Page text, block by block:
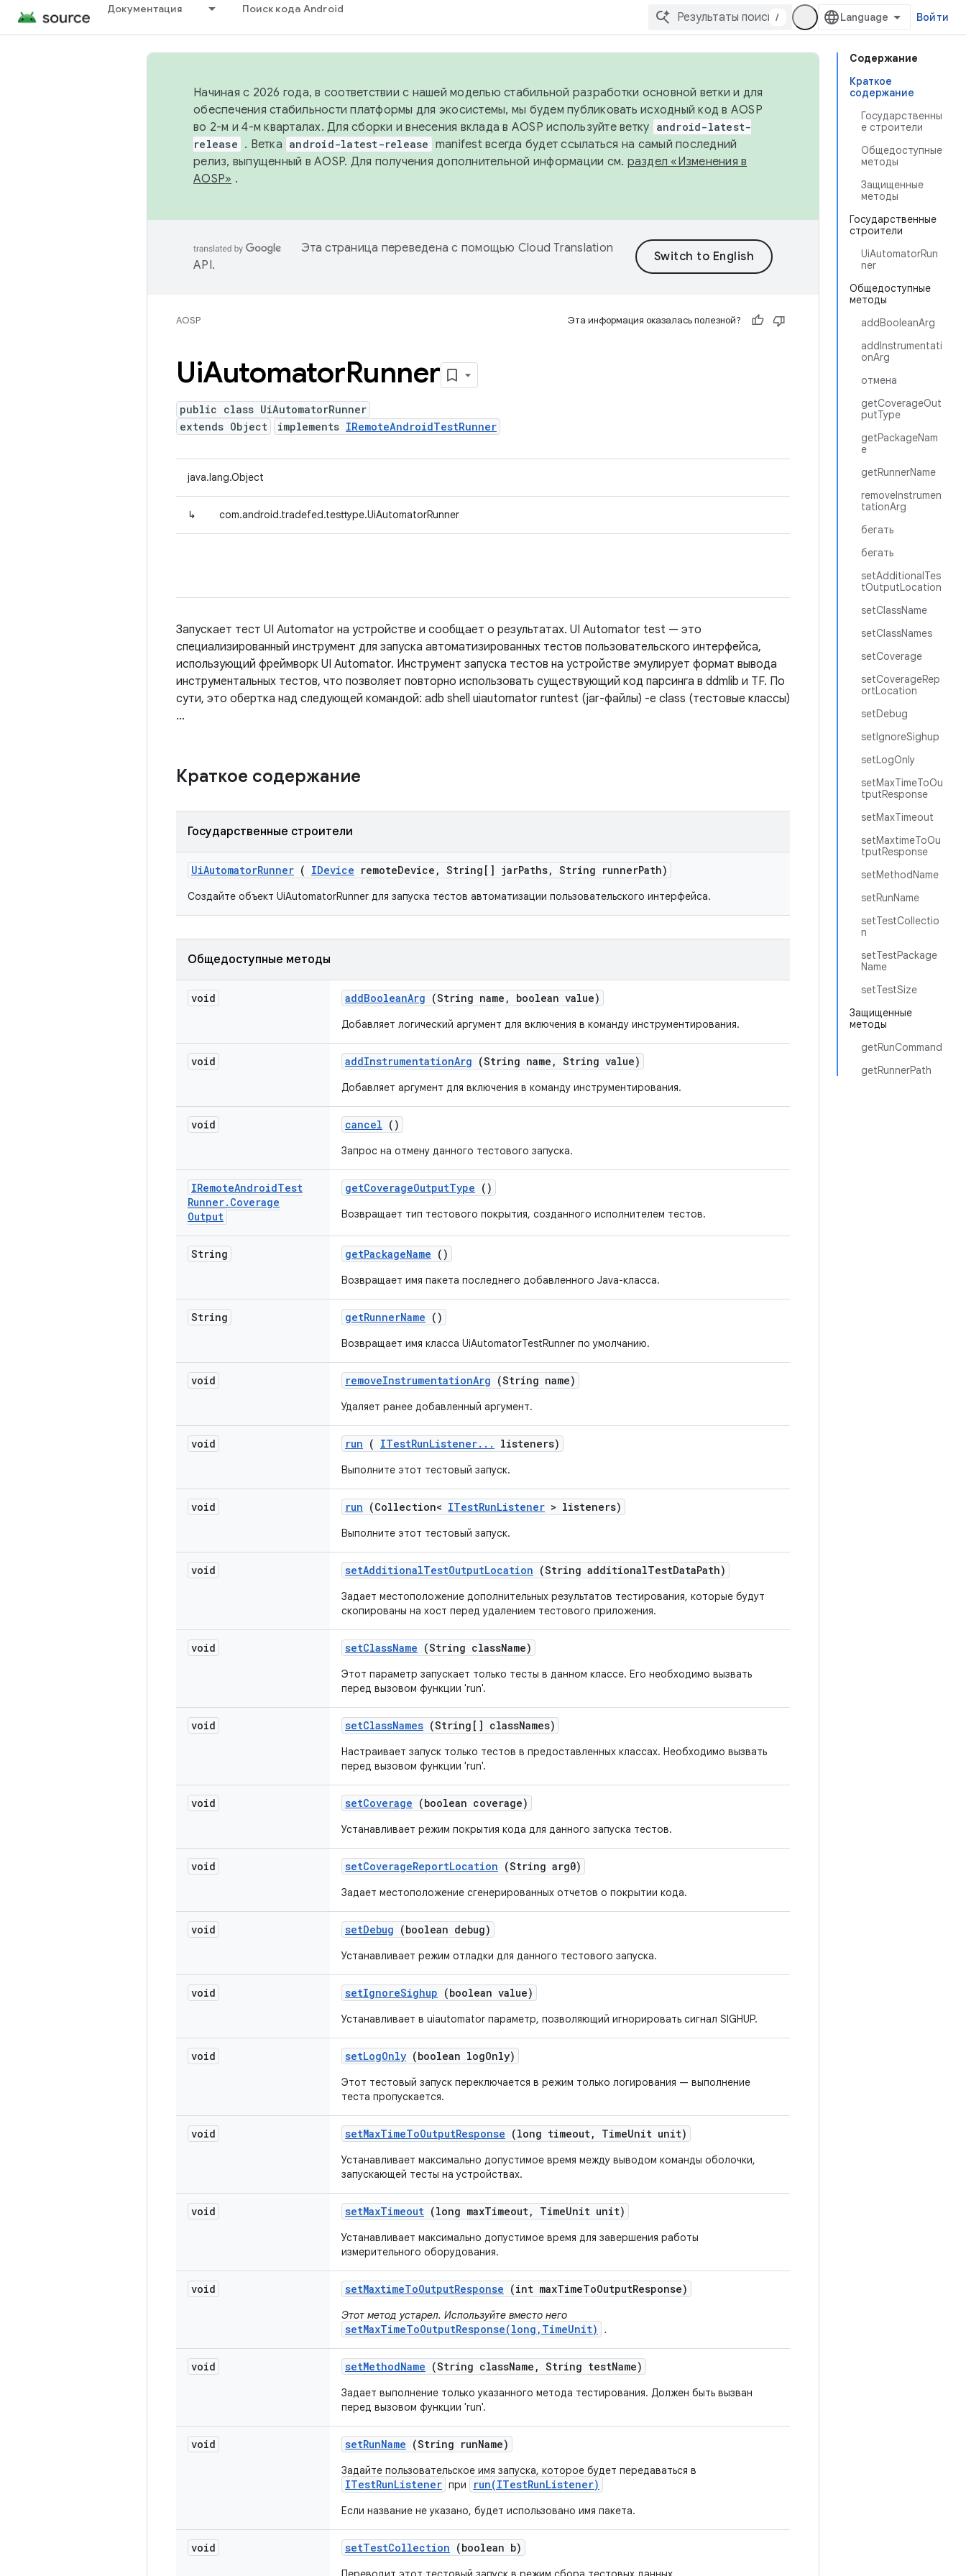
Документация Поиск кода Android
/ Войти
Содержание
Краткое
содержание
Государственны
е строители
Общедоступные
методы
Защищенные
методы
Государственные
строители
UiAutomatorRun
ner
Общедоступные
методы
addBooleanArg
addInstrumentati
onArg
отмена
getCoverageOut
putType
getPackageNam
e
getRunnerName
removeInstrumen
tationArg
бегать
бегать
setAdditionalTes
tOutputLocation
setClassName
setClassNames
setCoverage
setCoverageRep
ortLocation
setDebug
setIgnoreSighup
setLogOnly
setMaxTimeToOu
tputResponse
setMaxTimeout
setMaxtimeToOu
tputResponse
setMethodName
setRunName
setTestCollectio
n
setTestPackage
Name
setTestSize
Защищенные
методы
getRunCommand
getRunnerPath
Начиная с 2026 года, в соответствии с нашей моделью стабильной разработки основной ветки и для
обеспечения стабильности платформы для экосистемы, мы будем публиковать исходный код в AOSP
во 2-м и 4-м кварталах. Для сборки и внесения вклада в AOSP используйте ветку android-latest-
release . Ветка android-latest-release manifest всегда будет ссылаться на самый последний
релиз, выпущенный в AOSP. Для получения дополнительной информации см. раздел «Изменения в
AOSP» .
Эта страница переведена с помощью Cloud Translation
API.
AOSP Эта информация оказалась полезной?
UiAutomatorRunner
public class UiAutomatorRunner
extends Object
implements IRemoteAndroidTestRunner
java.lang.Object
↳ com.android.tradefed.testtype.UiAutomatorRunner
Запускает тест UI Automator на устройстве и сообщает о результатах. UI Automator test — это
специализированный инструмент для запуска автоматизированных тестов пользовательского интерфейса,
использующий фреймворк UI Automator. Инструмент запуска тестов на устройстве эмулирует формат вывода
инструментальных тестов, что позволяет повторно использовать существующий код парсинга в ddmlib и TF. По
сути, это обертка над следующей командой: adb shell uiautomator runtest (jar-файлы) -e class (тестовые классы)
...
Краткое содержание
Государственные строители
UiAutomatorRunner ( IDevice remoteDevice , String[] jarPaths, String runnerPath)
Создайте объект UiAutomatorRunner для запуска тестов автоматизации пользовательского интерфейса.
Общедоступные методы
void addBooleanArg (String name , boolean value)
Добавляет логический аргумент для включения в команду инструментирования.
void addInstrumentationArg (String name , String value)
Добавляет аргумент для включения в команду инструментирования.
void cancel ()
Запрос на отмену данного тестового запуска.
IRemoteAndroidTest
Runner. Coverage
Output
getCoverageOutputType ()
Возвращает тип тестового покрытия, созданного исполнителем тестов.
String getPackageName ()
Возвращает имя пакета последнего добавленного Java-класса.
String getRunnerName ()
Возвращает имя класса UiAutomatorTestRunner по умолчанию.
void removeInstrumentationArg (String name)
Удаляет ранее добавленный аргумент.
void run ( ITestRunListener. . . listeners)
Выполните этот тестовый запуск.
void run (Collection< ITestRunListener > listeners)
Выполните этот тестовый запуск.
void setAdditionalTestOutputLocation (String additionalTestDataPath)
Задает местоположение дополнительных результатов тестирования, которые будут
скопированы на хост перед удалением тестового приложения.
void setClassName (String className)
Этот параметр запускает только тесты в данном классе. Его необходимо вызвать
перед вызовом функции 'run'.
void setClassNames (String[] classNames)
Настраивает запуск только тестов в предоставленных классах. Необходимо вызвать
перед вызовом функции 'run'.
void setCoverage (boolean coverage)
Устанавливает режим покрытия кода для данного запуска тестов.
void setCoverageReportLocation (String arg0)
Задает местоположение сгенерированных отчетов о покрытии кода.
void setDebug (boolean debug)
Устанавливает режим отладки для данного тестового запуска.
void setIgnoreSighup (boolean value)
Устанавливает в uiautomator параметр, позволяющий игнорировать сигнал SIGHUP.
void setLogOnly (boolean logOnly)
Этот тестовый запуск переключается в режим только логирования — выполнение
теста пропускается.
void setMaxTimeToOutputResponse (long timeout, TimeUnit unit)
Устанавливает максимально допустимое время между выводом команды оболочки,
запускающей тесты на устройствах.
void setMaxTimeout (long maxTimeout, TimeUnit unit)
Устанавливает максимально допустимое время для завершения работы
измерительного оборудования.
void setMaxtimeToOutputResponse (int maxTimeToOutputResponse)
Этот метод устарел. Используйте вместо него
setMaxTimeToOutputResponse(long,TimeUnit) .
void setMethodName (String className , String testName)
Задает выполнение только указанного метода тестирования. Должен быть вызван
перед вызовом функции 'run'.
void setRunName (String runName)
Задайте пользовательское имя запуска, которое будет передаваться в
ITestRunListener при run(ITestRunListener)
Если название не указано, будет использовано имя пакета.
void setTestCollection (boolean b)